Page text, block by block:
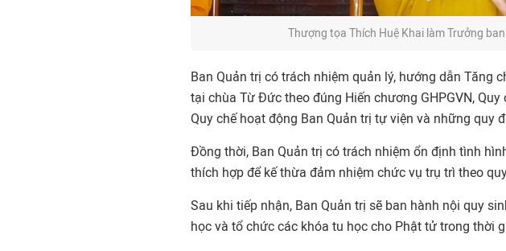
Thượng tọa Thích Huệ Khai làm Trưởng
Ban Quản trị có trách nhiệm quản lý, hướng dẫn Tăng
tại chùa Từ Đức theo đúng Hiến chương GHPGVN, Quy
Quy chế hoạt động Ban Quản trị tự viện và những quy
Đồng thời, Ban Quản trị có trách nhiệm ổn định tình
thích hợp để kế thừa đảm nhiệm chức vụ trụ trì theo
Sau khi tiếp nhận, Ban Quản trị sẽ ban hành nội quy
học và tổ chức các khóa tu học cho Phật tử trong thời